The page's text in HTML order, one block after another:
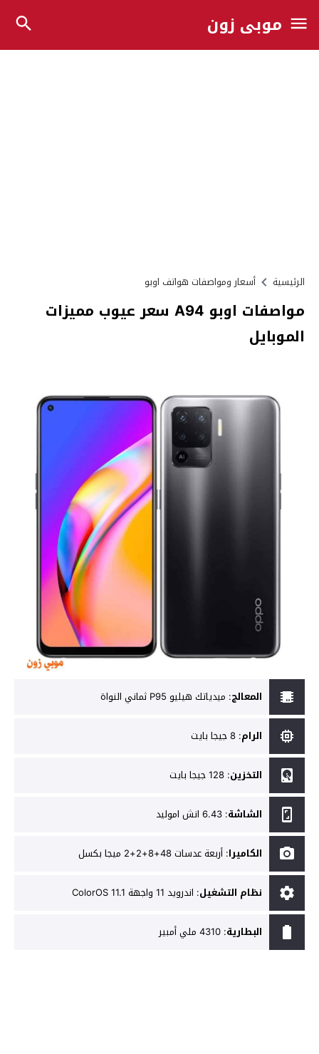
موبي زون
الرئيسية أسعار ومواصفات هواتف اوبو
مواصفات اوبو A94 سعر عيوب مميزات
الموبايل
المعالج: ميدياتك هيليو P95 ثماني النواة
الرام: 8 جيجا بايت
التخزين: 128 جيجا بايت
الشاشة: 6.43 انش اموليد
الكاميرا: أربعة عدسات 48+8+2+2 ميجا بكسل
نظام التشغيل: اندرويد 11 واجهة ColorOS 11.1
البطارية: 4310 ملي أمبير